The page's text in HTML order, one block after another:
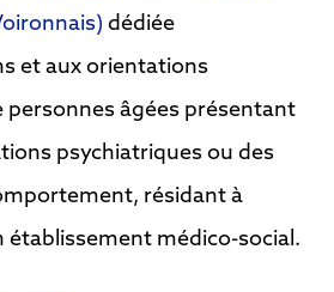
dédiée
et aux orientations
personnes âgées présentant
psychiatriques ou des
résidant à
établissement médico-social.